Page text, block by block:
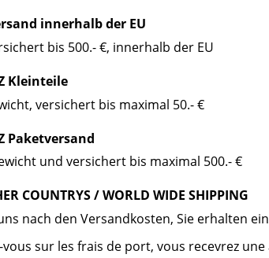
innerhalb der EU
bis 500.- €, innerhalb der EU
Kleinteile
versichert bis maximal 50.- €
Paketversand
und versichert bis maximal 500.- €
COUNTRYS / WORLD WIDE SHIPPING
nach den Versandkosten, Sie erhalten
vous sur les frais de port, vous recevrez